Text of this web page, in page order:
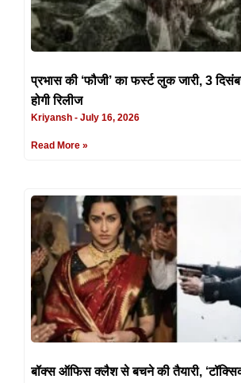
प्रभास की ‘फौजी’ का फर्स्ट लुक जारी, 3
होगी रिलीज
Kriyansh July 16, 2026
Read More »
बॉक्स ऑफिस क्लैश से बचने की तैयारी,